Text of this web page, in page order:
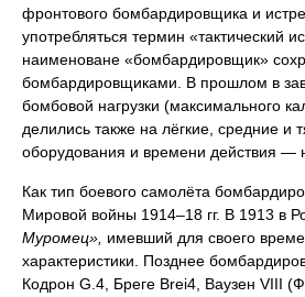
фронтового бомбардировщика и
употребляться термин «тактический
наименоване «бомбардировщик»
бомбардировщиками. В прошлом в
бомбовой нагрузки (максимального
делились также на лёгкие, средние и
оборудования и времени действия —
Как тип боевого самолёта
Мировой войны 1914–18 гг. В 1913 в
Муромец», имевший для своего
характеристики. Позднее
Кодрон G.4, Бреге Brei4, Ваузен VIII